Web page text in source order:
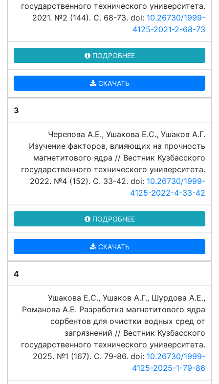
государственного технического университета.
2021. №2 (144). C. 68-73. doi: 10.26730/1999-
4125-2021-2-68-73
ПОДРОБНЕЕ
СКАЧАТЬ
3
Черепова А.Е., Ушакова Е.С., Ушаков А.Г.
Изучение факторов, влияющих на прочность
магнетитового ядра // Вестник Кузбасского
государственного технического университета.
2022. №4 (152). C. 33-42. doi: 10.26730/1999-
4125-2022-4-33-42
ПОДРОБНЕЕ
СКАЧАТЬ
4
Ушакова Е.С., Ушаков А.Г., Шурдова А.Е.,
Романова А.Е. Разработка магнетитового ядра
сорбентов для очистки водных сред от
загрязнений // Вестник Кузбасского
государственного технического университета.
2025. №1 (167). C. 79-86. doi: 10.26730/1999-
4125-2025-1-79-86